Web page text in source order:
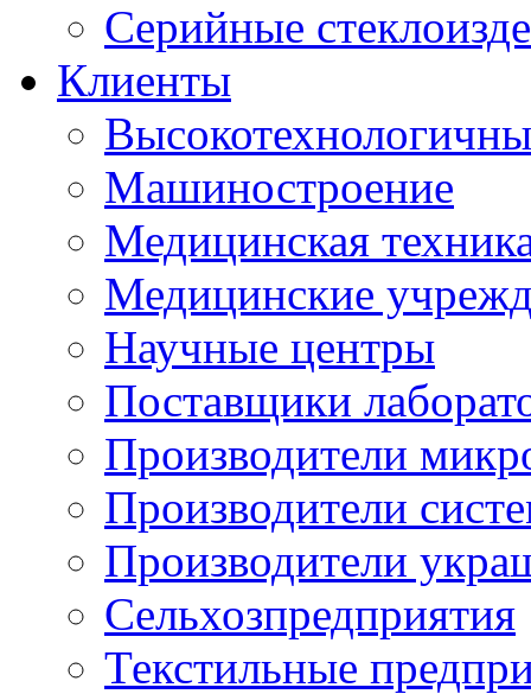
Серийные
Клиенты
Машиностроение
Медицинская
Медицинские
Научные центры
Поставщики
Производители
Производители
Производители
Сельхозпредприятия
Текстильные